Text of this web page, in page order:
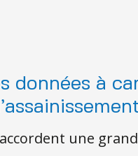
données à
une